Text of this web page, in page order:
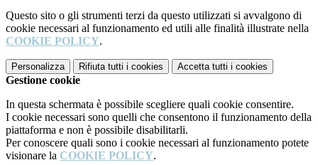
Questo sito o gli strumenti terzi da questo utilizzati si avvalgono di
cookie necessari al funzionamento ed utili alle finalità illustrate nella
COOKIE POLICY.
Personalizza Rifiuta tutti i cookies Accetta tutti i cookies
Gestione cookie
In questa schermata è possibile scegliere quali cookie consentire.
I cookie necessari sono quelli che consentono il funzionamento della
piattaforma e non è possibile disabilitarli.
Per conoscere quali sono i cookie necessari al funzionamento potete
visionare la COOKIE POLICY.